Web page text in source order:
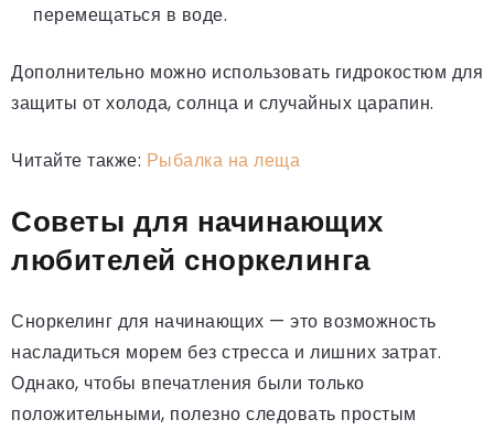
перемещаться в воде.
Дополнительно можно использовать гидрокостюм для
защиты от холода, солнца и случайных царапин.
Читайте также: Рыбалка на леща
Советы для начинающих
любителей сноркелинга
Сноркелинг для начинающих — это возможность
насладиться морем без стресса и лишних затрат.
Однако, чтобы впечатления были только
положительными, полезно следовать простым